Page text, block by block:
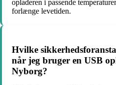
opladeren i passende
forlænge levetiden.
Hvilke
når jeg bruger en USB
Nyborg?